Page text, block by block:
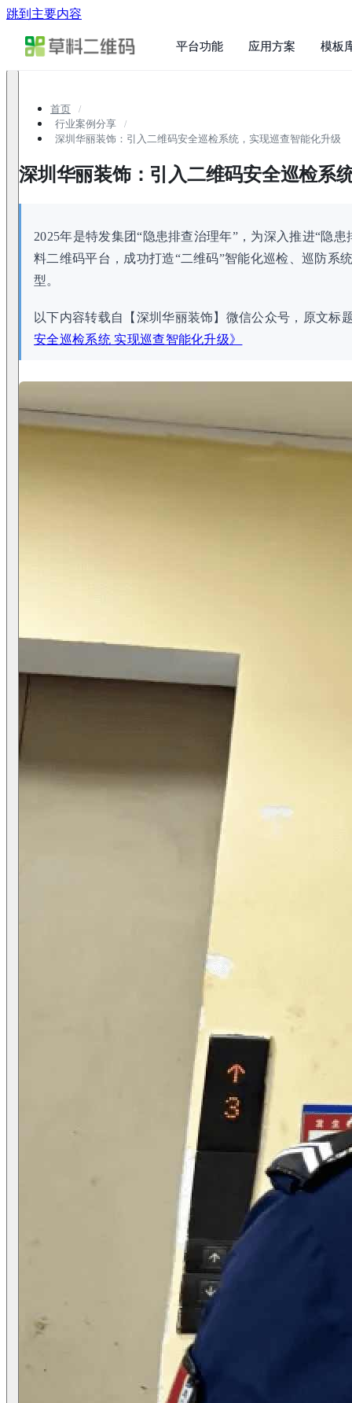
跳到主要内容
平台功能 应用方案 模板
首页
行业案例分享
深圳华丽装饰：引入二维码安全巡检系统，实现巡查智能化升级
深圳华丽装饰：引入二维码安全巡检系
2025年是特发集团“隐患排查治理年”，为深入推进“隐
料二维码平台，成功打造“二维码”智能化巡检、巡防系
型。
以下内容转载自【深圳华丽装饰】微信公众号，原文标
安全巡检系统 实现巡查智能化升级》